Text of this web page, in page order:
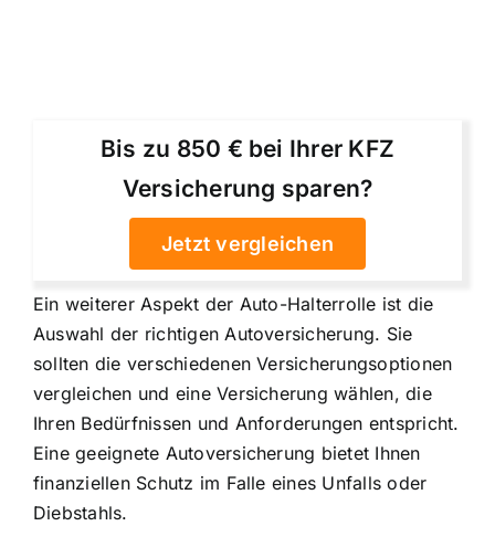
Bis zu 850 € bei Ihrer KFZ
Versicherung sparen?
Jetzt vergleichen
Ein weiterer Aspekt der Auto-Halterrolle ist die
Auswahl der richtigen Autoversicherung. Sie
sollten die verschiedenen Versicherungsoptionen
vergleichen und eine Versicherung wählen, die
Ihren Bedürfnissen und Anforderungen entspricht.
Eine geeignete Autoversicherung bietet Ihnen
finanziellen Schutz im Falle eines Unfalls oder
Diebstahls.